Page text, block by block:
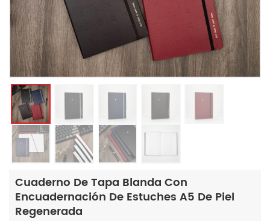
Cuaderno De Tapa Blanda Con
Encuadernación De Estuches A5 De Piel
Regenerada